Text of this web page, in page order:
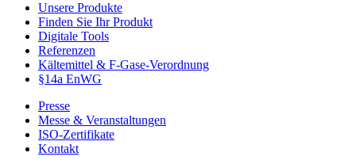
Unsere Produkte
Finden Sie Ihr Produkt
Digitale Tools
Referenzen
Kältemittel & F-Gase-Verordnung
§14a EnWG
Presse
Messe & Veranstaltungen
ISO-Zertifikate
Kontakt